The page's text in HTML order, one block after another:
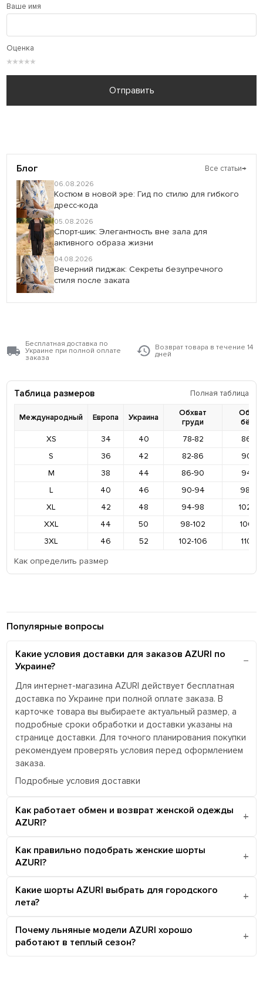
Ваше имя
Оценка
★
★
★
★
★
Отправить
Блог Все статьи→
06.08.2026
Костюм в новой эре: Гид по стилю для гибкого
дресс-кода
05.08.2026
Спорт-шик: Элегантность вне зала для
активного образа жизни
04.08.2026
Вечерний пиджак: Секреты безупречного
стиля после заката
Бесплатная доставка по
Украине при полной оплате
заказа
Возврат товара в течение 14
дней
Таблица размеров Полная таблица
Международный Европа Украина
Обхват
груди
XS
34 40 78-82
86-
S
36 42 82-86
90-
M
38 44 86-90
94-
L
40 46 90-94
98-
XL
42 48 94-98
102-
XXL
44 50 98-102
106-
3XL
46 52 102-106
110-
Как определить размер
Популярные вопросы
Какие условия доставки для заказов AZURI по
Украине?
Для интернет-магазина AZURI действует бесплатная
доставка по Украине при полной оплате заказа. В
карточке товара вы выбираете актуальный размер, а
подробные сроки обработки и доставки указаны на
странице доставки. Для точного планирования покупки
рекомендуем проверять условия перед оформлением
заказа.
Подробные условия доставки
Как работает обмен и возврат женской одежды
AZURI?
Как правильно подобрать женские шорты
AZURI?
Какие шорты AZURI выбрать для городского
лета?
Почему льняные модели AZURI хорошо
работают в теплый сезон?